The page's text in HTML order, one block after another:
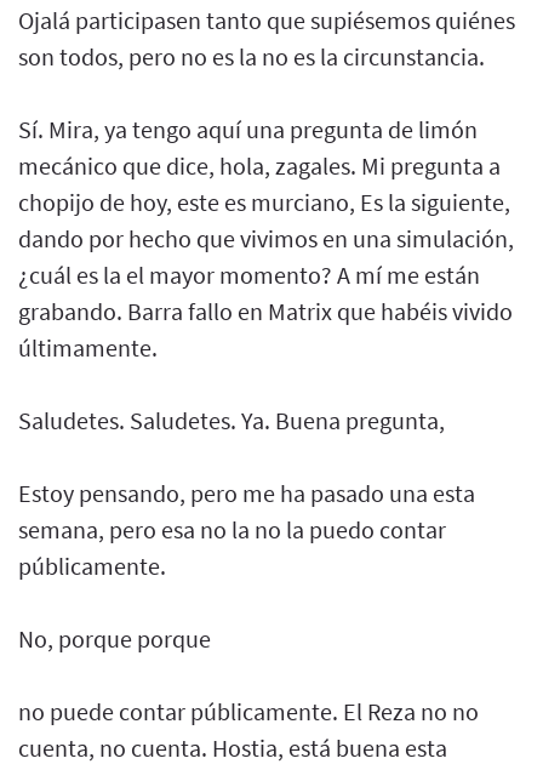
Ojalá participasen tanto que supiésemos quiénes
son todos, pero no es la no es la circunstancia.
Sí. Mira, ya tengo aquí una pregunta de limón
mecánico que dice, hola, zagales. Mi pregunta a
chopijo de hoy, este es murciano, Es la siguiente,
dando por hecho que vivimos en una simulación,
¿cuál es la el mayor momento? A mí me están
grabando. Barra fallo en Matrix que habéis vivido
últimamente.
Saludetes. Saludetes. Ya. Buena pregunta,
Estoy pensando, pero me ha pasado una esta
semana, pero esa no la no la puedo contar
públicamente.
No, porque porque
no puede contar públicamente. El Reza no no
cuenta, no cuenta. Hostia, está buena esta